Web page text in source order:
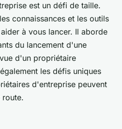
est un défi de taille.
connaissances et les outils
à vous lancer. Il aborde
du lancement d'une
d'un propriétaire
les défis uniques
d'entreprise peuvent
route.